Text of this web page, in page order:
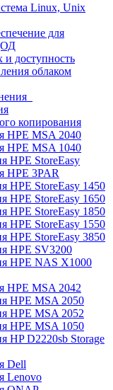
Linux, Unix
для
доступность
облаком
копирования
HPE MSA 2040
HPE MSA 1040
HPE StoreEasy
HPE 3PAR
HPE StoreEasy 1450
HPE StoreEasy 1650
HPE StoreEasy 1850
HPE StoreEasy 1550
HPE StoreEasy 3850
HPE SV3200
HPE NAS X1000
HPE MSA 2042
HPE MSA 2050
HPE MSA 2052
HPE MSA 1050
HP D2220sb Storage
Dell
Lenovo